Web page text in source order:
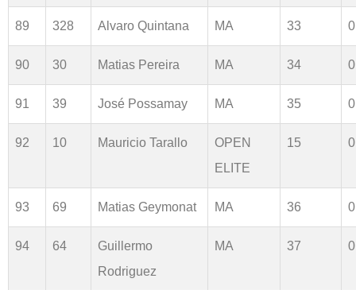
89 328 Alvaro Quintana MA 33
90 30 Matias Pereira MA 34
91 39 José Possamay MA 35
92 10 Mauricio Tarallo
OPEN
ELITE
15
93 69 Matias Geymonat MA 36
94 64
Guillermo
Rodriguez
MA 37